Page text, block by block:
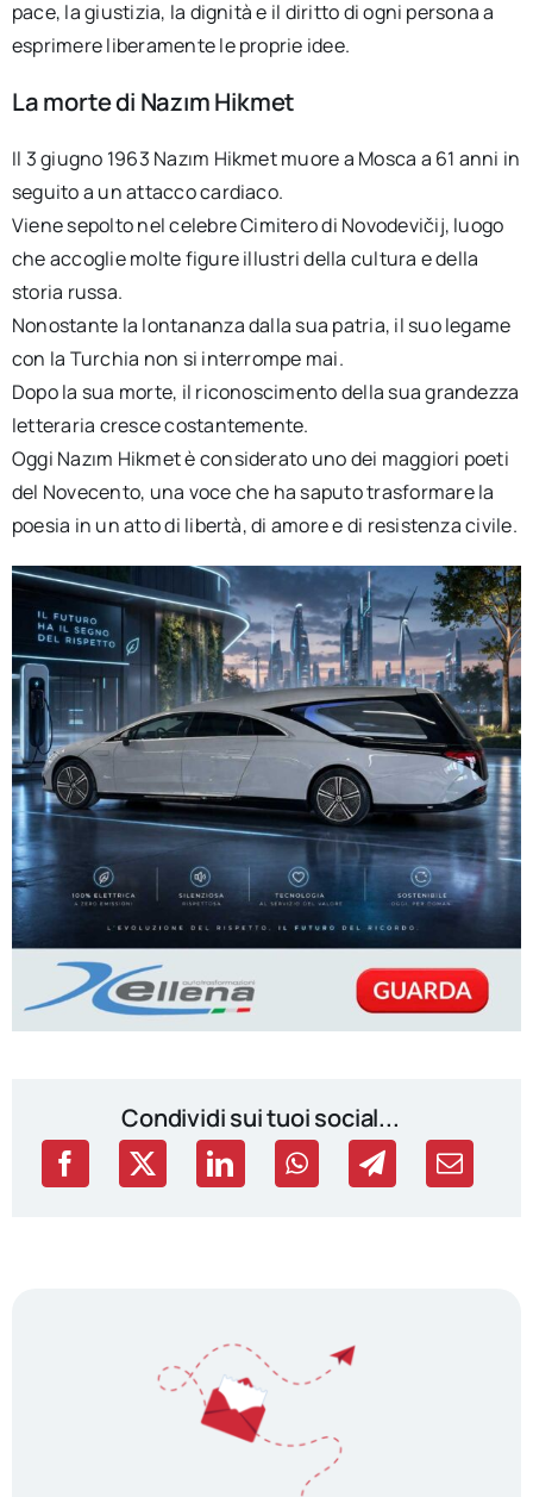
pace, la giustizia, la dignità e il diritto di ogni persona a
esprimere liberamente le proprie idee.
La morte di Nazım Hikmet
Il 3 giugno 1963 Nazım Hikmet muore a Mosca a 61 anni in
seguito a un attacco cardiaco.
Viene sepolto nel celebre Cimitero di Novodevičij, luogo
che accoglie molte figure illustri della cultura e della
storia russa.
Nonostante la lontananza dalla sua patria, il suo legame
con la Turchia non si interrompe mai.
Dopo la sua morte, il riconoscimento della sua grandezza
letteraria cresce costantemente.
Oggi Nazım Hikmet è considerato uno dei maggiori poeti
del Novecento, una voce che ha saputo trasformare la
poesia in un atto di libertà, di amore e di resistenza civile.
Condividi sui tuoi social...